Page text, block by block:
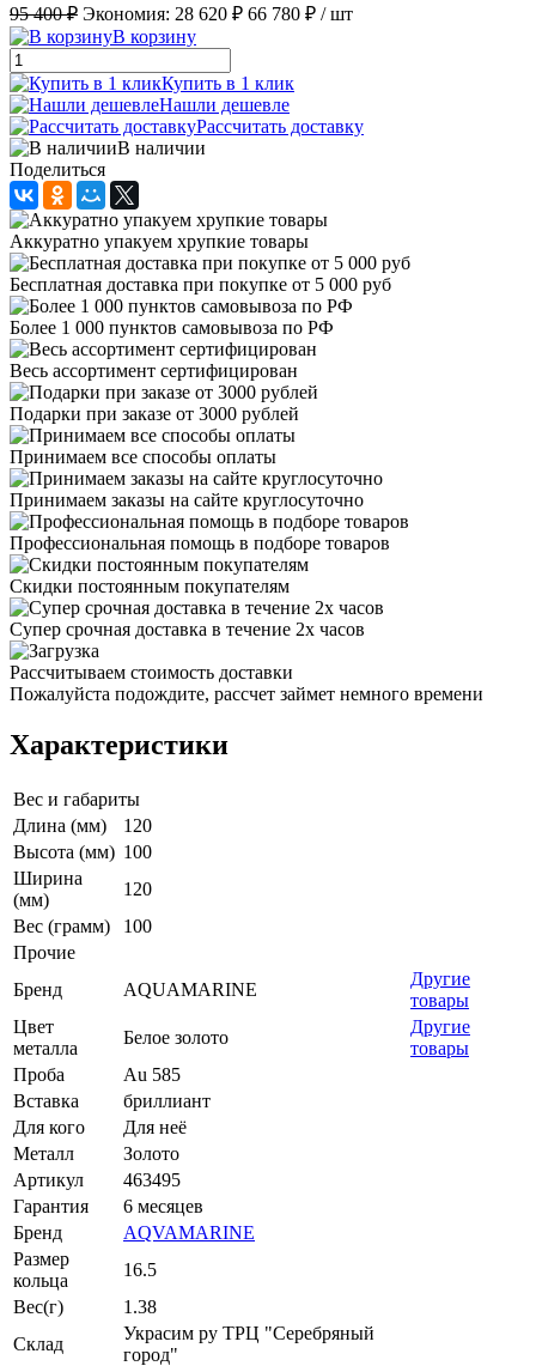
95 400 ₽ Экономия: 28 620 ₽ 66 780 ₽ / шт
В корзину
Купить в 1 клик
Нашли дешевле
Рассчитать доставку
В наличии
Поделиться
Аккуратно упакуем хрупкие товары
Бесплатная доставка при покупке от 5 000 руб
Более 1 000 пунктов самовывоза по РФ
Весь ассортимент сертифицирован
Подарки при заказе от 3000 рублей
Принимаем все способы оплаты
Принимаем заказы на сайте круглосуточно
Профессиональная помощь в подборе товаров
Скидки постоянным покупателям
Супер срочная доставка в течение 2х часов
Рассчитываем стоимость доставки
Пожалуйста подождите, рассчет займет немного времени
Характеристики
Вес и габариты
Длина (мм)
120
Высота (мм) 100
Ширина
(мм)
120
Вес (грамм)
100
Прочие
Бренд
AQUAMARINE
Другие
товары
Цвет
металла
Белое золото
Другие
товары
Проба
Au 585
Вставка
бриллиант
Для кого
Для неё
Металл
Золото
Артикул
463495
Гарантия
6 месяцев
Бренд
AQVAMARINE
Размер
кольца
16.5
Вес(г)
1.38
Склад
Украсим ру ТРЦ "Серебряный
город"